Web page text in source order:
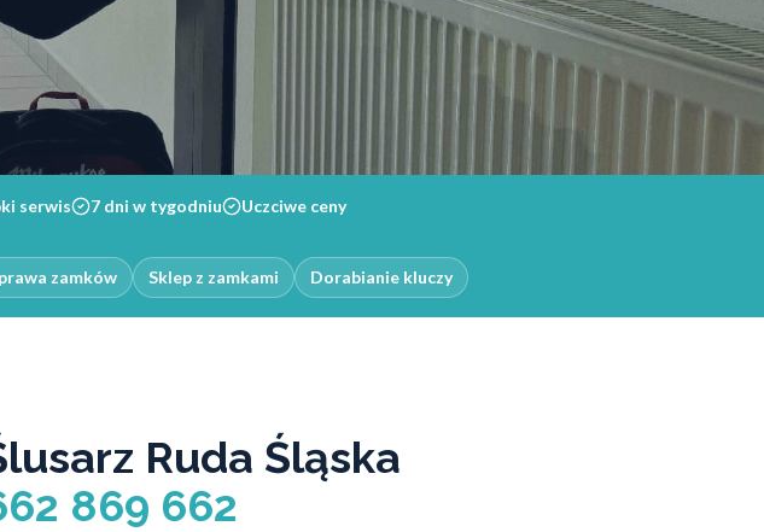
serwis 7 dni w tygodniu Uczciwe ceny
zamków Sklep z zamkami Dorabianie kluczy
Ruda Śląska
869 662